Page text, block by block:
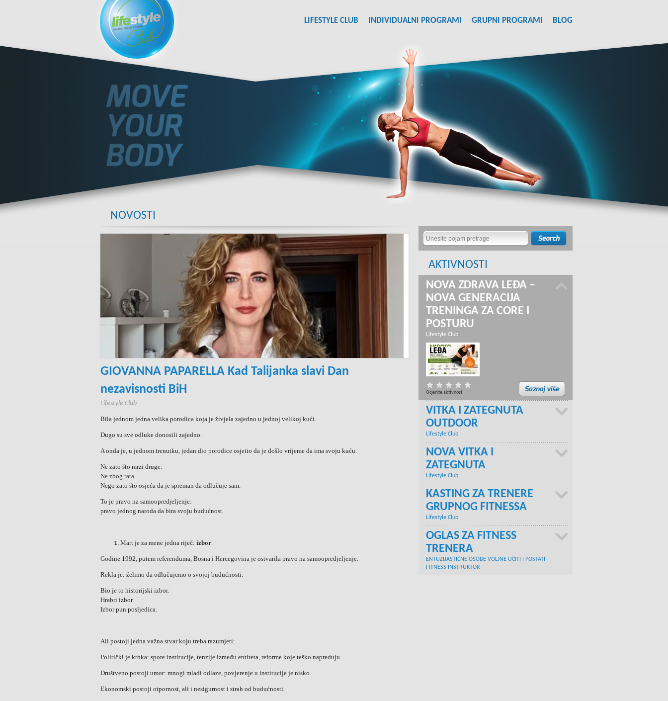
LIFESTYLE CLUB INDIVIDUALNI PROGRAMI GRUPNI PROGRAMI BLOG
NOVOSTI
GIOVANNA PAPARELLA Kad Talijanka slavi Dan
nezavisnosti BiH
Lifestyle Club
Bila jednom jedna velika porodica koja je živjela zajedno u jednoj velikoj kući.
Dugo su sve odluke donosili zajedno.
A onda je, u jednom trenutku, jedan dio porodice osjetio da je došlo vrijeme da ima svoju kuću.
Ne zato što mrzi druge.
Ne zbog rata.
Nego zato što osjeća da je spreman da odlučuje sam.
To je pravo na samoopredjeljenje:
pravo jednog naroda da bira svoju budućnost.
Mart je za mene jedna riječ: izbor.
Godine 1992, putem referenduma, Bosna i Hercegovina je ostvarila pravo na samoopredjeljenje.
Rekla je: želimo da odlučujemo o svojoj budućnosti.
Bio je to historijski izbor.
Hrabri izbor.
Izbor pun posljedica.
Ali postoji jedna važna stvar koju treba razumjeti:
Politički je krhka: spore institucije, tenzije između entiteta, reforme koje teško napreduju.
Društveno postoji umor: mnogi mladi odlaze, povjerenje u institucije je nisko.
Ekonomski postoji otpornost, ali i nesigurnost i strah od budućnosti.
AKTIVNOSTI
NOVA ZDRAVA LEĐA –
NOVA GENERACIJA
TRENINGA ZA CORE I
POSTURU
Lifestyle Club
Ocjenite aktivnost
VITKA I ZATEGNUTA
OUTDOOR
Lifestyle Club
NOVA VITKA I
ZATEGNUTA
Lifestyle Club
KASTING ZA TRENERE
GRUPNOG FITNESSA
Lifestyle Club
OGLAS ZA FITNESS
TRENERA
ENTUZIJASTIČNE OSOBE VOLJNE UČITI I POSTATI
FITNESS INSTRUKTOR